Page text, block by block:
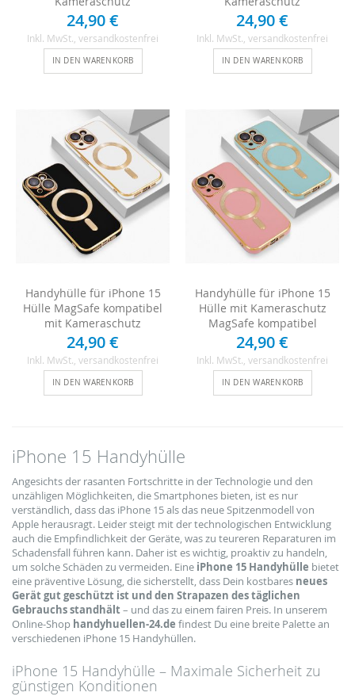
24,90 €
Inkl. MwSt. , versandkostenfrei
IN DEN WARENKORB
24,90 €
Inkl. MwSt. , versandkostenfrei
IN DEN WARENKORB
Handyhülle für iPhone 15
Hülle MagSafe kompatibel
mit Kameraschutz
24,90 €
Inkl. MwSt. , versandkostenfrei
IN DEN WARENKORB
Handyhülle für iPhone 15
Hülle mit Kameraschutz
MagSafe kompatibel
24,90 €
Inkl. MwSt. , versandkostenfrei
IN DEN WARENKORB
iPhone 15 Handyhülle
Angesichts der rasanten Fortschritte in der Technologie und den
unzähligen Möglichkeiten, die Smartphones bieten, ist es nur
verständlich, dass das iPhone 15 als das neue Spitzenmodell von
Apple herausragt. Leider steigt mit der technologischen Entwicklung
auch die Empfindlichkeit der Geräte, was zu teureren Reparaturen im
Schadensfall führen kann. Daher ist es wichtig, proaktiv zu handeln,
um solche Schäden zu vermeiden. Eine iPhone 15 Handyhülle bietet
eine präventive Lösung, die sicherstellt, dass Dein kostbares neues
Gerät gut geschützt ist und den Strapazen des täglichen
Gebrauchs standhält– und das zu einem fairen Preis. In unserem
Online-Shop handyhuellen-24.de findest Du eine breite Palette an
verschiedenen iPhone 15 Handyhüllen.
iPhone 15 Handyhülle – Maximale Sicherheit zu
günstigen Konditionen